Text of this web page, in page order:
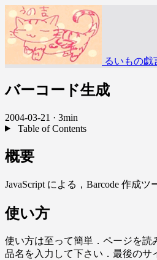
るいもの戯
バーコード生成
2004-03-21 · 3min
Table of Contents
概要
JavaScript による，Barcode 作成
使い方
使い方は至って簡単．ページを
品名を入力して下さい．最後の